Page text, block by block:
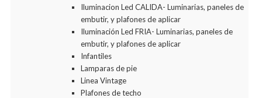
Iluminacion Led CALIDA- Luminarias, paneles de
embutir, y plafones de aplicar
Iluminación Led FRIA- Luminarias, paneles de
embutir, y plafones de aplicar
Infantiles
Lamparas de pie
Linea Vintage
Plafones de techo